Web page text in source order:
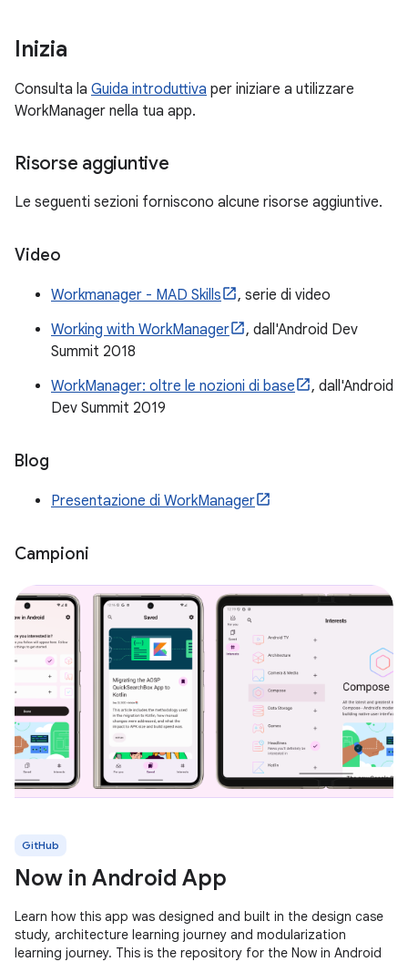
Inizia
Consulta la Guida introduttiva per iniziare a utilizzare
WorkManager nella tua app.
Risorse aggiuntive
Le seguenti sezioni forniscono alcune risorse aggiuntive.
Video
Workmanager - MAD Skills
, serie di video
Working with WorkManager
, dall'Android Dev
Summit 2018
WorkManager: oltre le nozioni di base
, dall'Android
Dev Summit 2019
Blog
Presentazione di WorkManager
Campioni
GitHub
Now in Android App
Learn how this app was designed and built in the design case
study, architecture learning journey and modularization
learning journey. This is the repository for the Now in Android